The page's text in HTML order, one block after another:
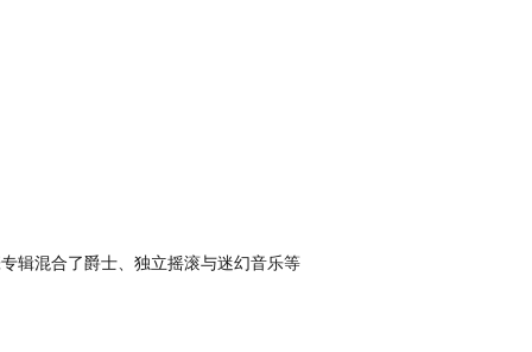
辑混合了爵士、独立摇滚与迷幻音乐等